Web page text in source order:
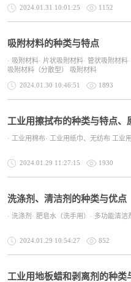
2024.01.31 10:01:25 1152
吸附材料的种类与特点
· 吸附材料· 片状吸附材料· 管状吸附材料
吸附材料（分散型） 吸附材料
2024.01.30 10:46:51 1893
工业用擦拭布的种类与特点、
· 工业用棉布· 工业用纸巾、无
2024.01.29 11:27:15 1930
洗涤剂、清洁剂的种类与优点
· 洗涤剂· 肥皂水（洗手用）· 多功能清
2024.01.29 10:54:27 852
工业用地板蜡和剥离剂的种类